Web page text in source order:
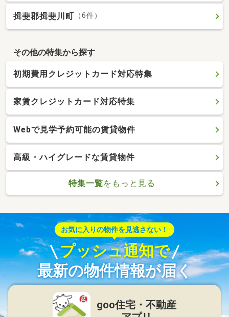
揖斐郡揖斐川町 （6件）
その他の特集から探す
初期費用クレジットカード対応特集
家賃クレジットカード対応特集
Webで見学予約可能の賃貸物件
高級・ハイグレードな賃貸物件
特集一覧をもっと見る
お気に入りの物件を見逃さない！
プッシュ通知で
最新の物件情報が届く
goo住宅・不動産